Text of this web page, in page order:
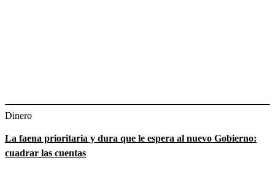
Dinero
La faena prioritaria y dura que le espera al nuevo Gobierno:
cuadrar las cuentas